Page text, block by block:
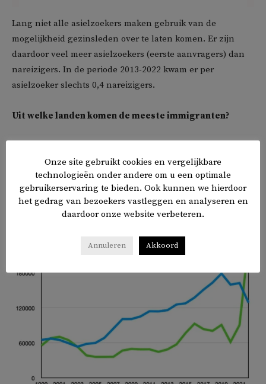
Lang niet alle asielzoekers maken gebruik van de
mogelijkheid gezinsleden over te laten komen. Er zijn
daardoor veel meer asielzoekers (eerste aanvragers) dan
nareizigers. In de periode 2013-2022 kwam er per
asielzoeker slechts 0,4 nareizigers.
Uit welke landen komen de meeste immigranten?
van de immigranten (88 procent) dus niet als asielzoeker
naar Nederland, maar om andere redenen naar
Nederland. Uit welke landen kwamen deze immigranten?
Onze site gebruikt cookies en vergelijkbare
technologieën onder andere om u een optimale
gebruikerservaring te bieden. Ook kunnen we hierdoor
het gedrag van bezoekers vastleggen en analyseren en
daardoor onze website verbeteren.
Annuleren Akkoord